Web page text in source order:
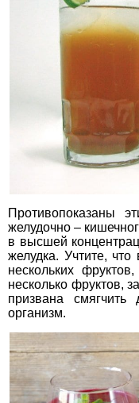
Противопоказаны
желудочно –
в высшей
желудка. Учтите,
нескольких
несколько фруктов,
призвана
организм.